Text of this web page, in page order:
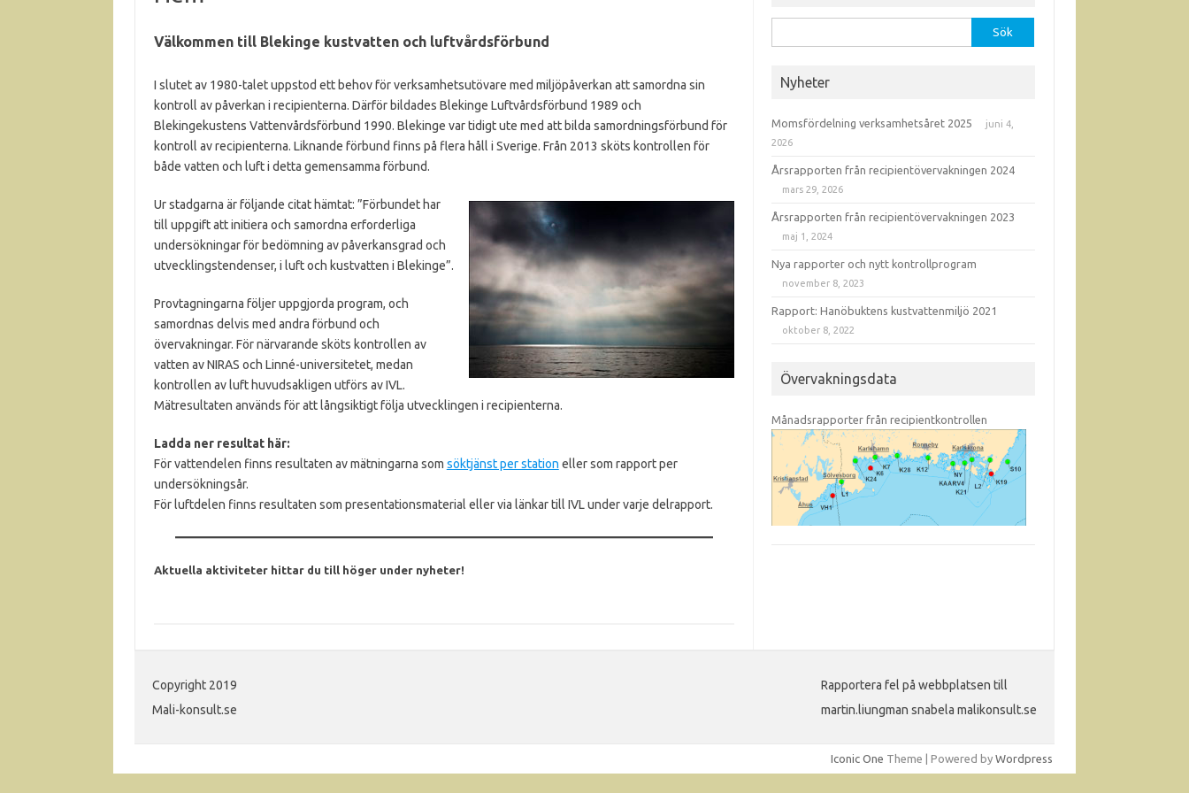
Välkommen till Blekinge kustvatten och luftvårdsförbund
I slutet av 1980-talet uppstod ett behov för verksamhetsutövare med miljöpåverkan att samordna sin
kontroll av påverkan i recipienterna. Därför bildades Blekinge Luftvårdsförbund 1989 och
Blekingekustens Vattenvårdsförbund 1990. Blekinge var tidigt ute med att bilda samordningsförbund för
kontroll av recipienterna. Liknande förbund finns på flera håll i Sverige. Från 2013 sköts kontrollen för
både vatten och luft i detta gemensamma förbund.
Ur stadgarna är följande citat hämtat: ”Förbundet har
till uppgift att initiera och samordna erforderliga
undersökningar för bedömning av påverkansgrad och
utvecklingstendenser, i luft och kustvatten i Blekinge”.
Provtagningarna följer uppgjorda program, och
samordnas delvis med andra förbund och
övervakningar. För närvarande sköts kontrollen av
vatten av NIRAS och Linné-universitetet, medan
kontrollen av luft huvudsakligen utförs av IVL.
Mätresultaten används för att långsiktigt följa utvecklingen i recipienterna.
Ladda ner resultat här:
För vattendelen finns resultaten av mätningarna som söktjänst per station eller som rapport per
undersökningsår.
För luftdelen finns resultaten som presentationsmaterial eller via länkar till IVL under varje delrapport.
Aktuella aktiviteter hittar du till höger under nyheter!
efter:
Nyheter
Momsfördelning verksamhetsåret 2025
juni 4,
2026
Årsrapporten från recipientövervakningen 2024
mars 29, 2026
Årsrapporten från recipientövervakningen 2023
maj 1, 2024
Nya rapporter och nytt kontrollprogram
november 8, 2023
Rapport: Hanöbuktens kustvattenmiljö 2021
oktober 8, 2022
Övervakningsdata
Månadsrapporter från recipientkontrollen
Copyright 2019
Mali-konsult.se
Rapportera fel på webbplatsen till
martin.liungman snabela malikonsult.se
Iconic One Theme | Powered by Wordpress